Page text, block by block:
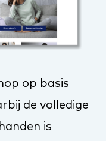
op basis
de volledige
is